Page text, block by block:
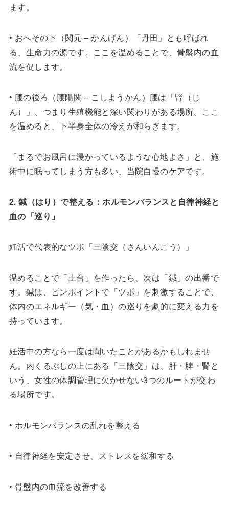
ます。
• おへその下（関元 – かんげん）「丹田」とも呼ばれ
る、生命力の源です。ここを温めることで、骨盤内の血
流を促します。
• 腰の後ろ（腰陽関 – こしようかん）腰は「腎（じ
ん）」、つまり生殖機能と深い関わりがある場所。ここ
を温めると、下半身全体の冷えが和らぎます。
「まるでお風呂に浸かっているような心地よさ」と、施
術中に眠ってしまう方も多い、当院自慢のケアです。
2. 鍼（はり）で整える：ホルモンバランスと自律神経と
血の「巡り」
妊活で代表的なツボ「三陰交（さんいんこう）」
温めることで「土台」を作ったら、次は「鍼」の出番で
す。鍼は、ピンポイントで「ツボ」を刺激することで、
体内のエネルギー（気・血）の巡りを劇的に変える力を
持っています。
妊活中の方なら一度は聞いたことがあるかもしれませ
ん。内くるぶしの上にある「三陰交」は、肝・脾・腎と
いう、女性の体調管理に欠かせない3つのルートが交わ
る場所です。
• ホルモンバランスの乱れを整える
• 自律神経を安定させ、ストレスを緩和する
• 骨盤内の血流を改善する